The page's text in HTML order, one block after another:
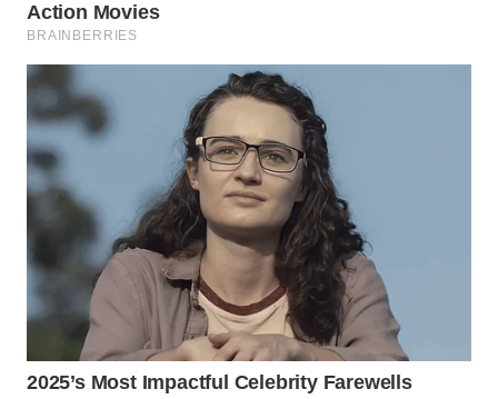
WAHANA
NEWS
WAHANA
TANI
WAHANA
ADVOKAT
WAHANA
INFRASTRUKTUR
WAHANA
KONSUMEN